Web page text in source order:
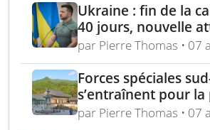
Ukraine : fin de la
40 jours, nouvelle
contre Wildberries
élimination d’un
Moscou
par Pierre Thomas • 07
Forces spéciales
s’entraînent pour
fois avec les Royal
par Pierre Thomas • 07